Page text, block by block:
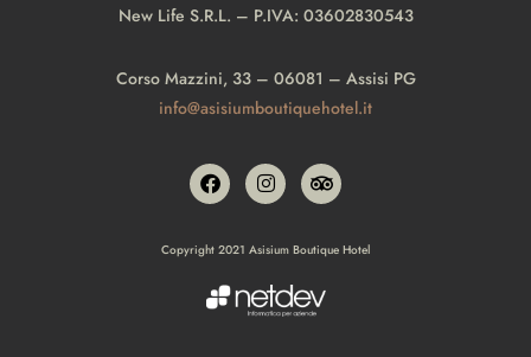
New Life S.R.L. – P.IVA: 03602830543
Corso Mazzini, 33 – 06081 – Assisi PG
info@asisiumboutiquehotel.it
Copyright 2021 Asisium Boutique Hotel